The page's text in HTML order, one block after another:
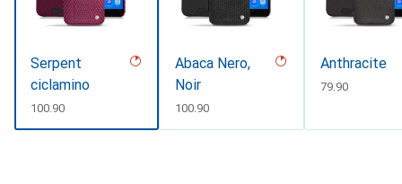
Serpent
ciclamino
CHF
100.90
Abaca Nero,
Noir
CHF
100.90
Anthracite
CHF
79.90